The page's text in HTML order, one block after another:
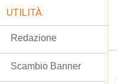
UTILITÀ:
Redazione
Scambio Banner